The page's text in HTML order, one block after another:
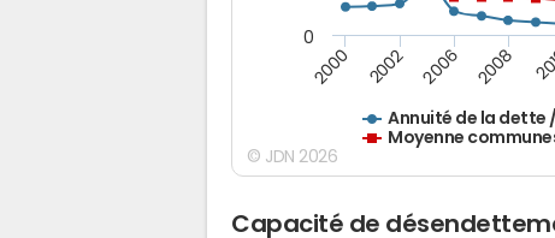
Annuité de la dette
Moyenne
2000 2002 2006 2008
0
© JDN 2026
Capacité de